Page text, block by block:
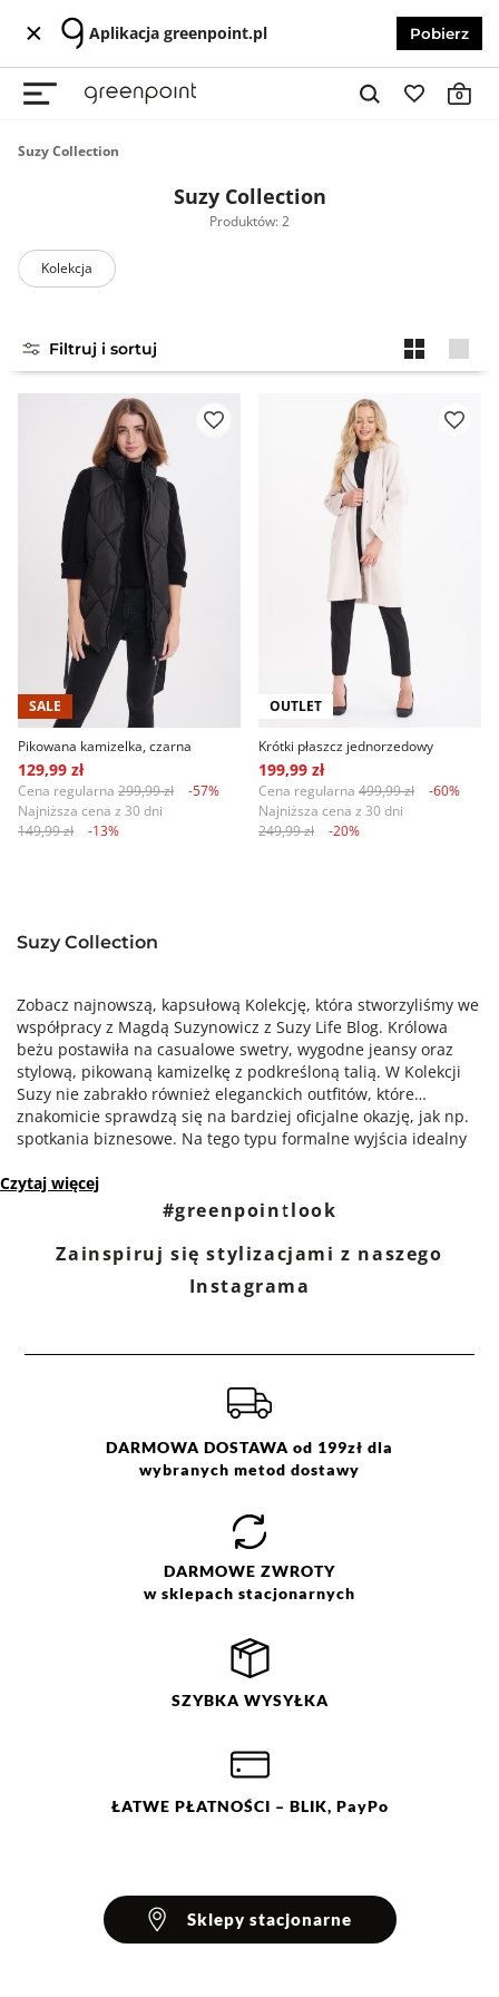
Aplikacja greenpoint.pl Pobierz
0
Suzy Collection
Suzy Collection
Produktów: 2
Kolekcja
Filtruj i sortuj
SALE
Pikowana kamizelka, czarna
129,99 zł
Cena regularna 299,99 zł
-57%
Najniższa cena z 30 dni
149,99 zł
-13%
OUTLET
Krótki płaszcz jednorzedowy
199,99 zł
Cena regularna 499,99 zł
-60%
Najniższa cena z 30 dni
249,99 zł
-20%
Suzy Collection
Zobacz najnowszą, kapsułową Kolekcję, która stworzyliśmy we
współpracy z Magdą Suzynowicz z Suzy Life Blog. Królowa
beżu postawiła na casualowe swetry, wygodne jeansy oraz
stylową, pikowaną kamizelkę z podkreśloną talią. W Kolekcji
Suzy nie zabrakło również eleganckich outfitów, które
znakomicie sprawdzą się na bardziej oficjalne okazję, jak np.
spotkania biznesowe. Na tego typu formalne wyjścia idealny
efektownym wiązaniem przy szyi. Suzy Collection to
uniwersalne kolory: beż, czerń i biel; proste, zawsze modne
fasony oraz wysokogatunkowe tkaniny - czyli wszystko, co
stanowi podstawę szafy kapsułowej.
Czytaj więcej
#greenpointlook
Zainspiruj się stylizacjami z naszego
Instagrama
DARMOWA DOSTAWA od 199zł dla
wybranych metod dostawy
DARMOWE ZWROTY
w sklepach stacjonarnych
SZYBKA WYSYŁKA
ŁATWE PŁATNOŚCI – BLIK, PayPo
Sklepy stacjonarne